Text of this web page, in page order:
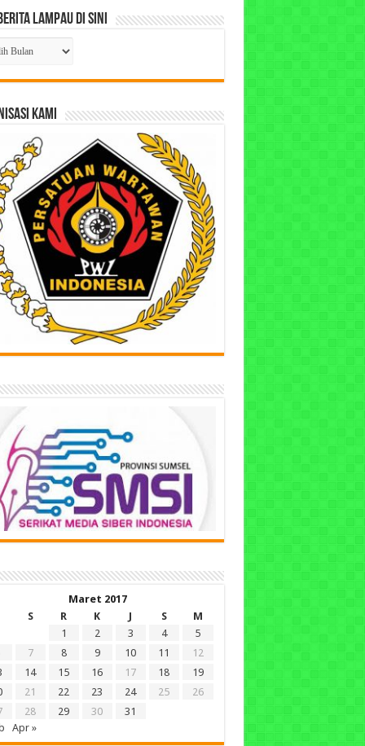
Lampau di Sini
KAMI
Maret 2017
S R K J S
M
1
2 3 4
5
7 8 9 10 11
12
14 15 16 17 18
19
21 22 23 24 25
26
28 29 30
31
Apr »